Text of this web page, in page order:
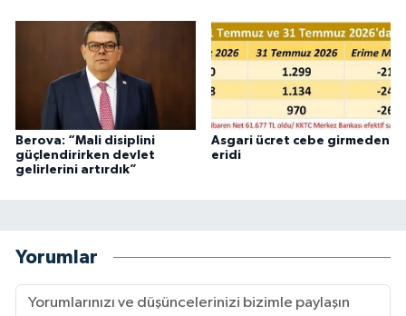
Berova: “Mali disiplini
güçlendirirken devlet
gelirlerini artırdık”
Asgari ücret cebe girmeden
eridi
Yorumlar